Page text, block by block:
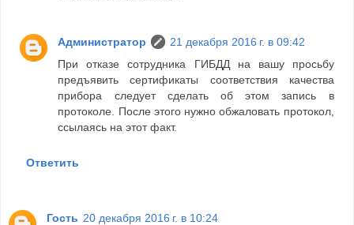
Администратор
21 декабря 2016 г. в 09:42
При отказе сотрудника ГИБДД на вашу просьбу
предъявить сертификаты соответствия качества
прибора следует сделать об этом запись в
протоколе. После этого нужно обжаловать протокол,
ссылаясь на этот факт.
Ответить
Гость 20 декабря 2016 г. в 10:24